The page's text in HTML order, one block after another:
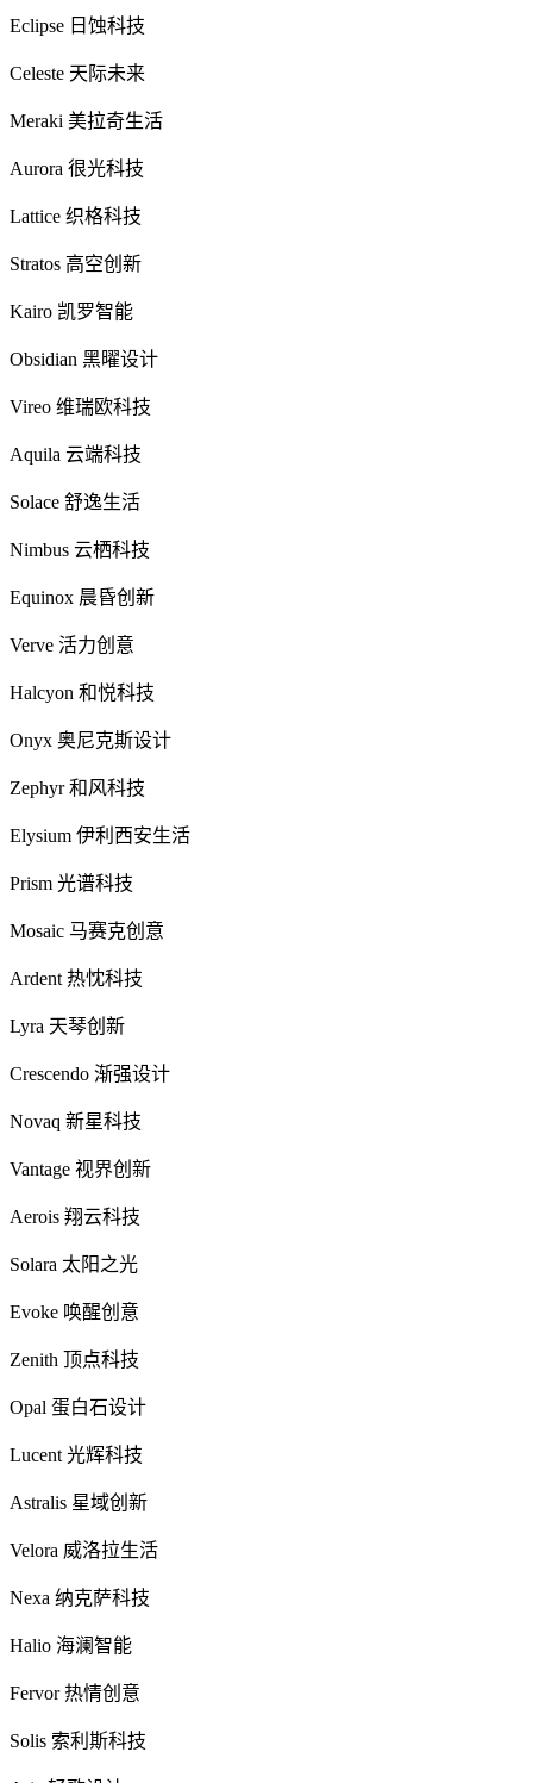
Eclipse 日蚀科技
Celeste 天际未来
Meraki 美拉奇生活
Aurora 很光科技
Lattice 织格科技
Stratos 高空创新
Kairo 凯罗智能
Obsidian 黑曜设计
Vireo 维瑞欧科技
Aquila 云端科技
Solace 舒逸生活
Nimbus 云栖科技
Equinox 晨昏创新
Verve 活力创意
Halcyon 和悦科技
Onyx 奥尼克斯设计
Zephyr 和风科技
Elysium 伊利西安生活
Prism 光谱科技
Mosaic 马赛克创意
Ardent 热忱科技
Lyra 天琴创新
Crescendo 渐强设计
Novaq 新星科技
Vantage 视界创新
Aerois 翔云科技
Solara 太阳之光
Evoke 唤醒创意
Zenith 顶点科技
Opal 蛋白石设计
Lucent 光辉科技
Astralis 星域创新
Velora 威洛拉生活
Nexa 纳克萨科技
Halio 海澜智能
Fervor 热情创意
Solis 索利斯科技